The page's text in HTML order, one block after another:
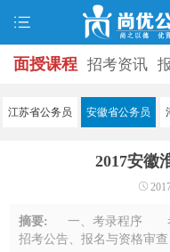
面授课程 招考资讯
口 打准考证 成绩查询
学
服务信息
江苏省公务员 安徽省公务员
2017安徽
摘要:
一、考录程序 考
招考公告、报名与资格审